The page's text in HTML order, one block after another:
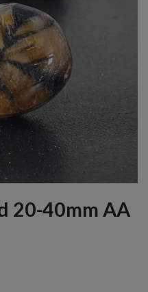
20-40mm AA